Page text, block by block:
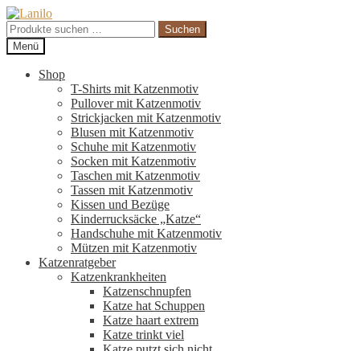
Zur
Navigation
springen
Zum
Inhalt
springen
Suche
nach:
Suchen
Menü
Shop
T-Shirts mit Katzenmotiv
Pullover mit Katzenmotiv
Strickjacken mit Katzenmotiv
Blusen mit Katzenmotiv
Schuhe mit Katzenmotiv
Socken mit Katzenmotiv
Taschen mit Katzenmotiv
Tassen mit Katzenmotiv
Kissen und Bezüge
Kinderrucksäcke „Katze“
Handschuhe mit Katzenmotiv
Mützen mit Katzenmotiv
Katzenratgeber
Katzenkrankheiten
Katzenschnupfen
Katze hat Schuppen
Katze haart extrem
Katze trinkt viel